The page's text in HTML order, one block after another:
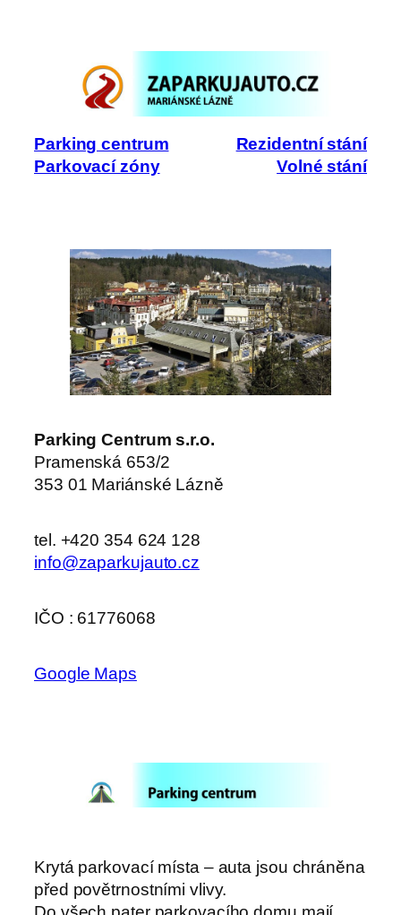
Parking centrum
Rezidentní stání
Parkovací zóny
Volné stání
Parking Centrum s.r.o.
Pramenská 653/2
353 01 Mariánské Lázně
tel. +420 354 624 128
info@zaparkujauto.cz
IČO : 61776068
Google Maps
Krytá parkovací místa – auta jsou chráněna
před povětrnostními vlivy.